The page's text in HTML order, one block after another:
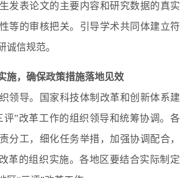
发表论文的主要内容和研究数据的真实
等的审核把关。引导学术共同体建立符
诚信规范。
施，确保政策措施落地见效
导。国家科技体制改革和创新体系建
评”改革工作的组织领导和统筹协调。各
分工，细化任务举措，加强协调配合，
革的组织实施。各地区要结合实际制定